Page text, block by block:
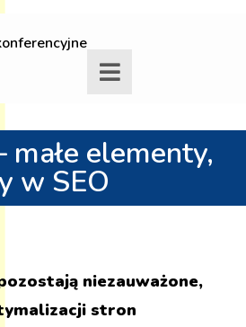
małe elementy,
w SEO
niezauważone,
stron